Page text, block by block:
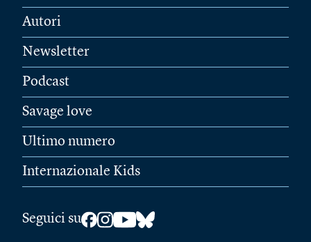
Autori
Newsletter
Podcast
Savage love
Ultimo numero
Internazionale Kids
Seguici su